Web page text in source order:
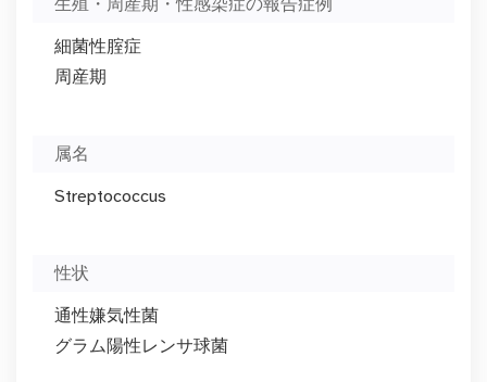
生殖・周産期・性感染症の報告症例
細菌性腟症
周産期
属名
Streptococcus
性状
通性嫌気性菌
グラム陽性レンサ球菌